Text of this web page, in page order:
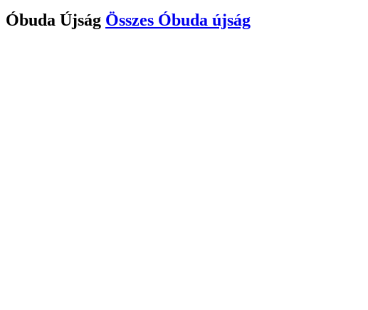
Óbuda Újság Összes Óbuda újság